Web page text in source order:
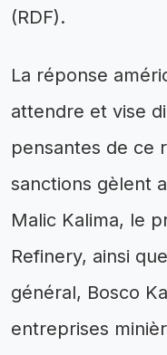
(RDF).
La réponse
attendre et vise
pensantes de ce
sanctions gèlent
Malic Kalima, le
Refinery, ainsi
général, Bosco
entreprises